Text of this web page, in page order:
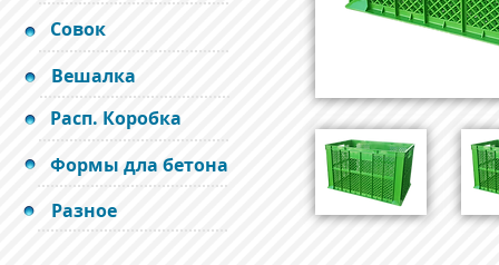
Совок
Вешалка
Расп. Коробка
Формы дла бетона
Разное